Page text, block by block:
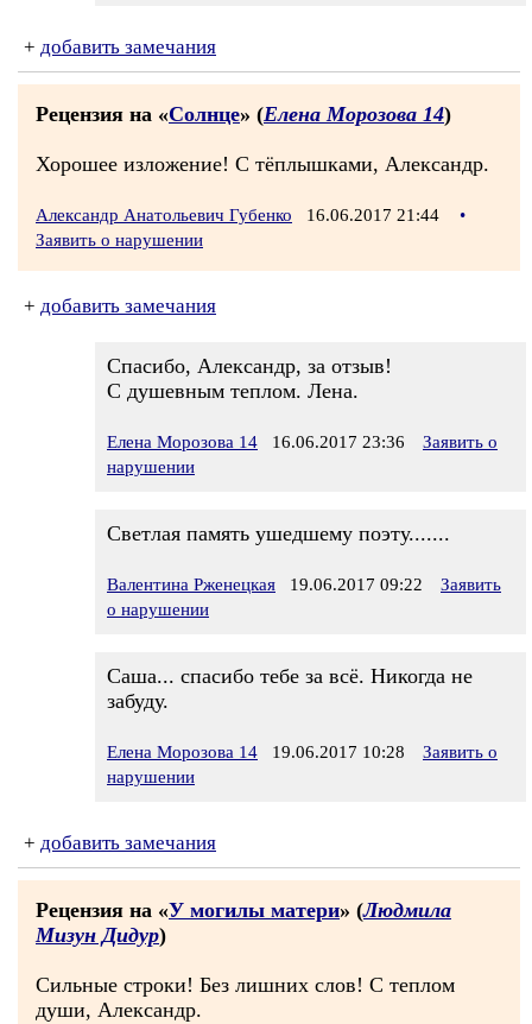
+ добавить замечания
Рецензия на «Солнце» (Елена Морозова 14)
Хорошее изложение! С тёплышками, Александр.
Александр Анатольевич Губенко 16.06.2017 21:44
•
Заявить о нарушении
+ добавить замечания
Спасибо, Александр, за отзыв!
С душевным теплом. Лена.
Елена Морозова 14 16.06.2017 23:36
Заявить о
нарушении
Светлая память ушедшему поэту.......
Валентина Рженецкая 19.06.2017 09:22
Заявить
о нарушении
Саша... спасибо тебе за всё. Никогда не
забуду.
Елена Морозова 14 19.06.2017 10:28
Заявить о
нарушении
+ добавить замечания
Рецензия на «У могилы матери» (Людмила
Мизун Дидур)
Сильные строки! Без лишних слов! С теплом
души, Александр.